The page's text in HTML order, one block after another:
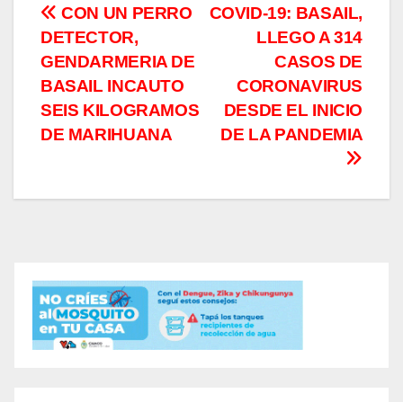
Navegación
de
entradas
COVID-19: BASAIL,
LLEGO A 314
CASOS DE
CORONAVIRUS
DESDE EL INICIO
DE LA PANDEMIA
CON UN PERRO
DETECTOR,
GENDARMERIA DE
BASAIL INCAUTO
SEIS KILOGRAMOS
DE MARIHUANA